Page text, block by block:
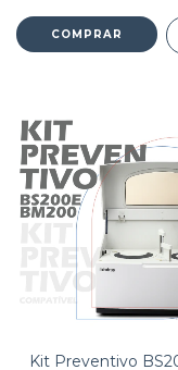
Kit Preventivo